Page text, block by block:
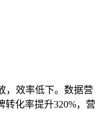
，效率低下。数据营
化率提升320%，营